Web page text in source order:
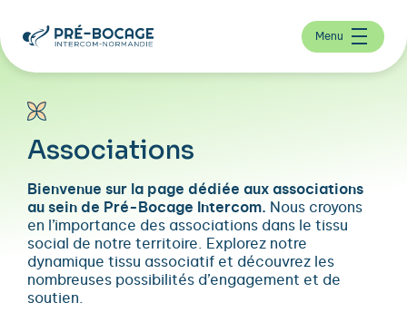
Menu
Associations
Bienvenue sur la page dédiée aux associations
au sein de Pré-Bocage Intercom. Nous croyons
en l’importance des associations dans le tissu
social de notre territoire. Explorez notre
dynamique tissu associatif et découvrez les
nombreuses possibilités d’engagement et de
soutien.